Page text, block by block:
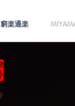
窮楽通楽